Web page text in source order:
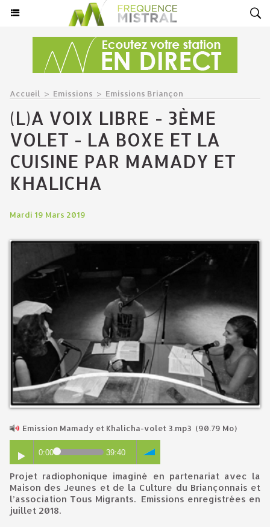
Accueil > Emissions > Emissions Briançon
(L)A VOIX LIBRE - 3ÈME
VOLET - LA BOXE ET LA
CUISINE PAR MAMADY ET
KHALICHA
Mardi 19 Mars 2019
Emission Mamady et Khalicha-volet 3.mp3 (90.79 Mo)
0:00 39:40
Projet radiophonique imaginé en partenariat avec la
Maison des Jeunes et de la Culture du Briançonnais et
l’association Tous Migrants. Emissions enregistrées en
juillet 2018.